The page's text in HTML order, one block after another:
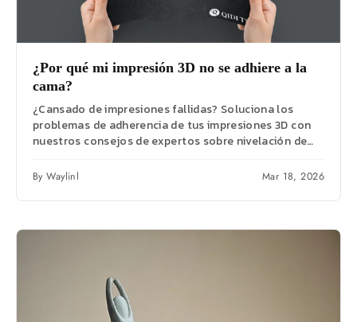
¿Por qué mi impresión 3D no se adhiere a la
cama?
¿Cansado de impresiones fallidas? Soluciona los
problemas de adherencia de tus impresiones 3D con
nuestros consejos de expertos sobre nivelación de
By Waylinl Mar 18, 2026